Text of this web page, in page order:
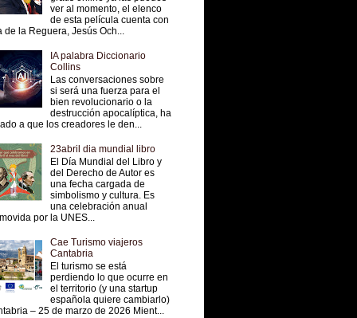
ver al momento, el elenco
de esta película cuenta con
de la Reguera, Jesús Och...
IA palabra Diccionario
Collins
Las conversaciones sobre
si será una fuerza para el
bien revolucionario o la
destrucción apocalíptica, ha
a que los creadores le den...
23abril dia mundial libro
El Día Mundial del Libro y
del Derecho de Autor es
una fecha cargada de
simbolismo y cultura. Es
una celebración anual
por la UNES...
Cae Turismo viajeros
Cantabria
El turismo se está
perdiendo lo que ocurre en
el territorio (y una startup
española quiere cambiarlo)
– 25 de marzo de 2026 Mient...